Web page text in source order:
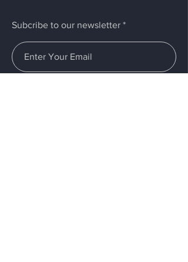
Subcribe to our newsletter